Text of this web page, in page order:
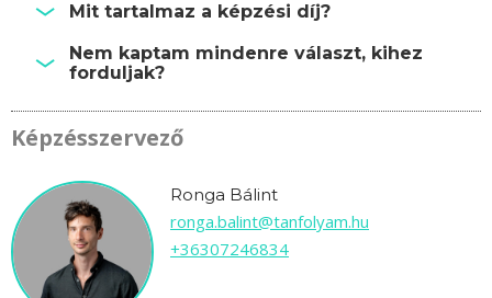
Mit tartalmaz a képzési díj?
Nem kaptam mindenre választ, kihez
forduljak?
Képzésszervező
Ronga Bálint
ronga.balint@tanfolyam.hu
+36307246834